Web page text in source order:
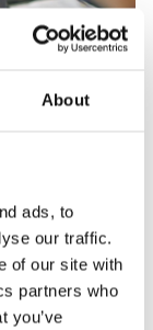
About
ads, to
our traffic.
of our site with
partners who
you’ve
de votre